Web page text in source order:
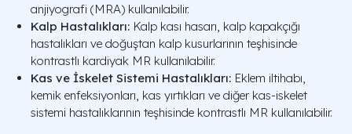
anjiyografi (MRA) kullanılabilir.
Kalp Hastalıkları: Kalp kası hasarı, kalp kapakçığı
hastalıkları ve doğuştan kalp kusurlarının teşhisinde
kontrastlı kardiyak MR kullanılabilir.
Kas ve İskelet Sistemi Hastalıkları: Eklem iltihabı,
kemik enfeksiyonları, kas yırtıkları ve diğer kas-iskelet
sistemi hastalıklarının teşhisinde kontrastlı MR kullanılabilir.